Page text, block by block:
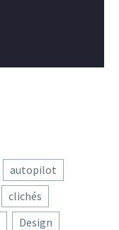
autopilot
clichés
Design